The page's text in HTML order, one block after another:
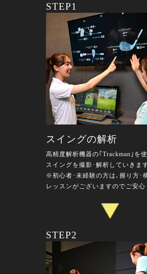
STEP1
スイングの解析
高精度解析機器の｢Trackman｣を
スイングを撮影･解析していきます
※初心者･未経験の方は､握り方･
レッスンがございますのでご安心
STEP2